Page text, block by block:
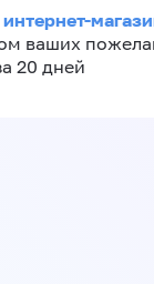
интернет-
ваших
20 дней